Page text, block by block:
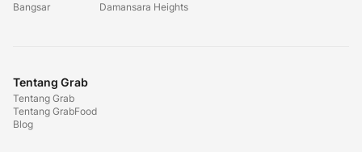
Bangsar
Damansara Heights
Tentang Grab
Tentang Grab
Tentang GrabFood
Blog